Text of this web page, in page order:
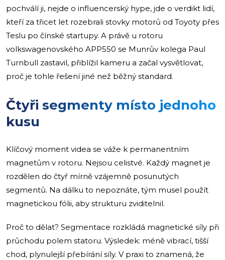
pochválí ji, nejde o influencerský hype, jde o verdikt lidí,
kteří za třicet let rozebrali stovky motorů od Toyoty přes
Teslu po čínské startupy. A právě u rotoru
volkswagenovského APP550 se Munrův kolega Paul
Turnbull zastavil, přiblížil kameru a začal vysvětlovat,
proč je tohle řešení jiné než běžný standard.
Čtyři segmenty místo jednoho
kusu
Klíčový moment videa se váže k permanentním
magnetům v rotoru. Nejsou celistvé. Každý magnet je
rozdělen do čtyř mírně vzájemně posunutých
segmentů. Na dálku to nepoznáte, tým musel použít
magnetickou fólii, aby strukturu zviditelnil.
Proč to dělat? Segmentace rozkládá magnetické síly při
průchodu polem statoru. Výsledek: méně vibrací, tišší
chod, plynulejší přebírání síly. V praxi to znamená, že